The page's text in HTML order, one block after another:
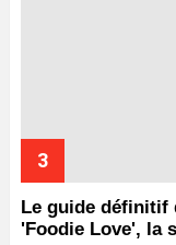
Le guide définitif
'Foodie Love', la